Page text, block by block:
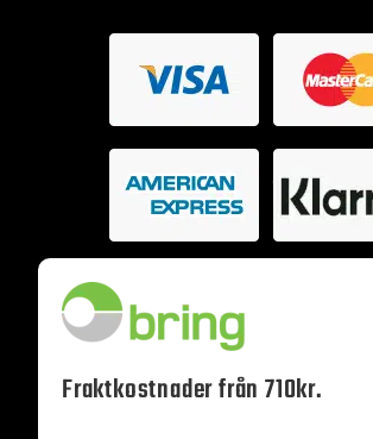
Fraktkostnader från 710kr.